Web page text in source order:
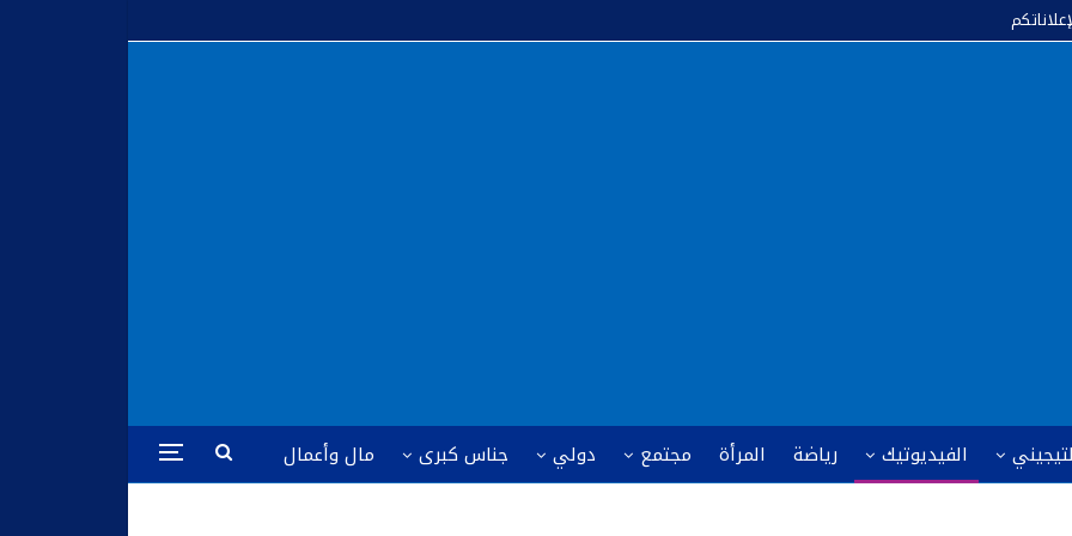
الفيديوتيك رياضة المرأة مجتمع دولي جناس كبرى
مال وأعمال